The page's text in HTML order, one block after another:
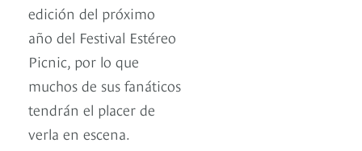
edición del próximo
año del Festival Estéreo
Picnic, por lo que
muchos de sus fanáticos
tendrán el placer de
verla en escena.